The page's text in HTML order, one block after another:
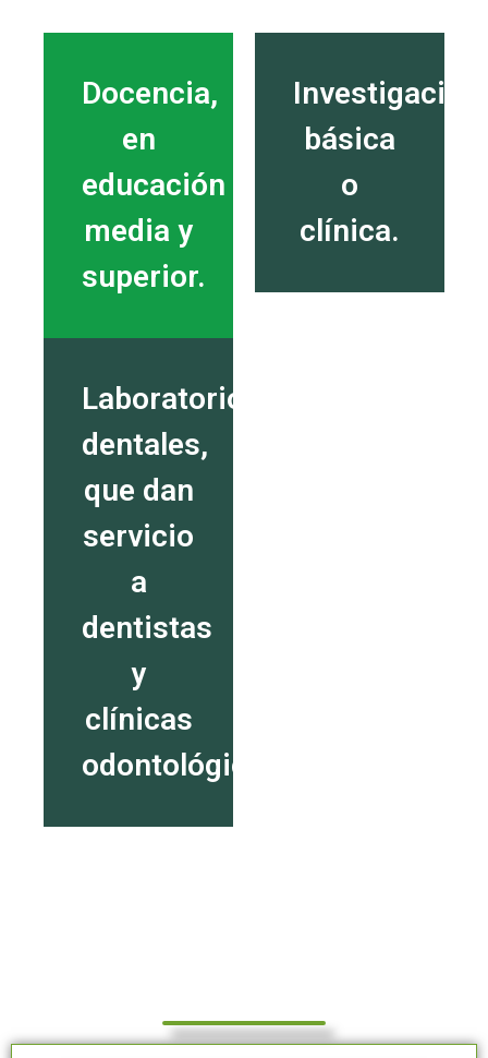
Docencia,
en
educación
media y
superior.
Laboratorios
dentales,
que dan
servicio
a
dentistas
y
clínicas
odontológicas.
Investigación,
básica
o
clínica.